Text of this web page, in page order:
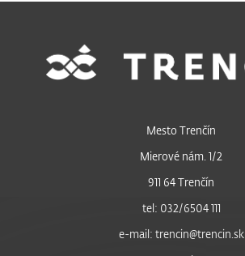
Mesto Trenčín
Mierové nám. 1/2
911 64 Trenčín
tel: 032/6504 111
e-mail: trencin@trencin.sk